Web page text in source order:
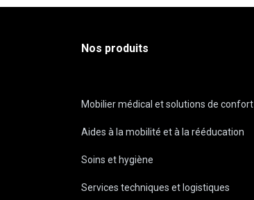
Nos produits
Mobilier médical et solutions de confort
Aides à la mobilité et à la rééducation
Soins et hygiène
Services techniques et logistiques